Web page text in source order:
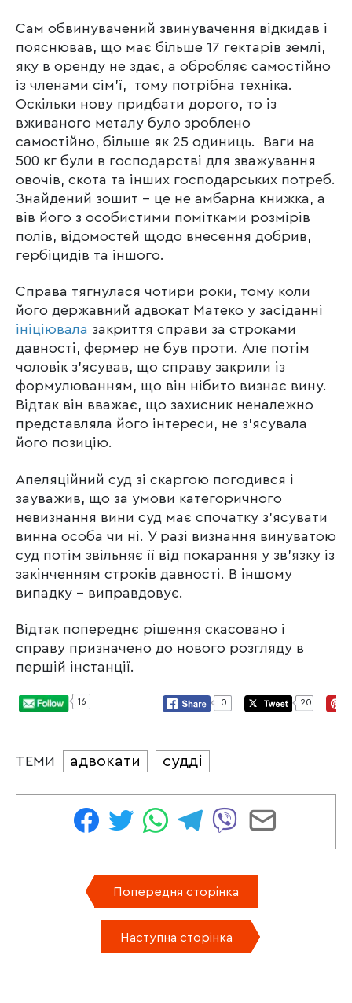
Сам обвинувачений звинувачення відкидав і
пояснював, що має більше 17 гектарів землі,
яку в оренду не здає, а обробляє самостійно
із членами сім’ї, тому потрібна техніка.
Оскільки нову придбати дорого, то із
вживаного металу було зроблено
самостійно, більше як 25 одиниць. Ваги на
500 кг були в господарстві для зважування
овочів, скота та інших господарських потреб.
Знайдений зошит – це не амбарна книжка, а
вів його з особистими помітками розмірів
полів, відомостей щодо внесення добрив,
гербіцидів та іншого.
Справа тягнулася чотири роки, тому коли
його державний адвокат Матеко у засіданні
ініціювала закриття справи за строками
давності, фермер не був проти. Але потім
чоловік з’ясував, що справу закрили із
формулюванням, що він нібито визнає вину.
Відтак він вважає, що захисник неналежно
представляла його інтереси, не з’ясувала
його позицію.
Апеляційний суд зі скаргою погодився і
зауважив, що за умови категоричного
невизнання вини суд має спочатку з’ясувати
винна особа чи ні. У разі визнання винуватою
суд потім звільняє її від покарання у зв’язку із
закінченням строків давності. В іншому
випадку – виправдовує.
Відтак попереднє рішення скасовано і
справу призначено до нового розгляду в
першій інстанції.
16 0 20
ТЕМИ адвокати судді
Попередня сторінка
Наступна сторінка